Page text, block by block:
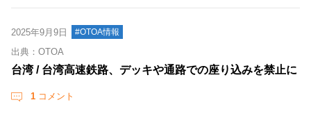
2025年9月9日 #OTOA情報
出典：OTOA
台湾 / 台湾高速鉄路、デッキや通路での座り込みを禁止に
1 コメント